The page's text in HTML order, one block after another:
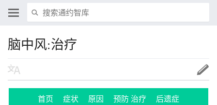
脑中风:治疗
首页 症状 原因 预防 治疗 后遗症